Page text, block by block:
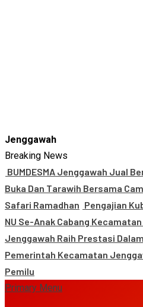
Jenggawah
Breaking News
BUMDESMA Jenggawah Jual
Buka Dan Tarawih Bersama
Safari Ramadhan Pengajian
NU Se-Anak Cabang
Jenggawah Raih Prestasi
Pemerintah Kecamatan
Pemilu
Primary Menu